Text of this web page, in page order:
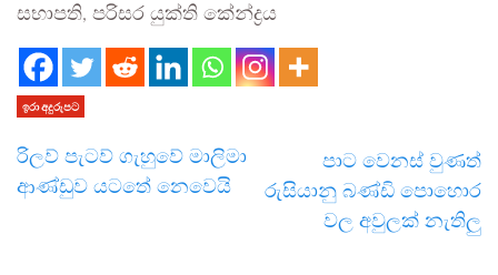
සභාපති, පරිසර යුක්ති කේන්ද්‍රය
ඉරා අදුරුපට
රිලව් පැටව් ගැහුවේ මාලිමා
ආණ්ඩුව යටතේ නෙවෙයි
පාට වෙනස් වුණත්
රුසියානු බණ්ඩි පොහොර
වල අවුලක් නැතිලු